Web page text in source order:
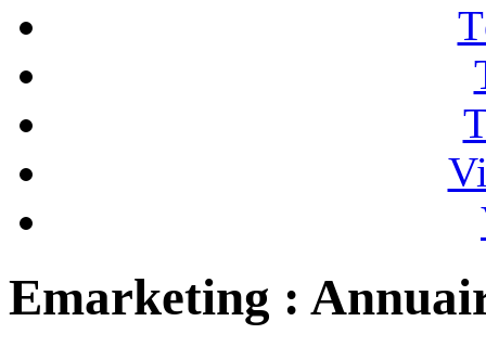
Emarketing :